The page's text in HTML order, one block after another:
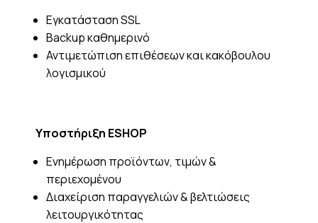
Εγκατάσταση SSL
Backup καθημερινό
Αντιμετώπιση επιθέσεων και κακόβουλου
λογισμικού
Υποστήριξη ESHOP
Ενημέρωση προϊόντων, τιμών &
περιεχομένου
Διαχείριση παραγγελιών & βελτιώσεις
λειτουργικότητας